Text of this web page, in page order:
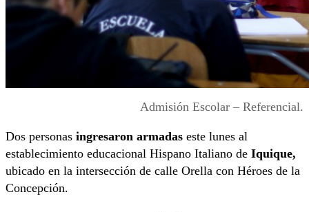
Admisión Escolar – Referencial.
Dos personas ingresaron armadas este lunes al
establecimiento educacional Hispano Italiano de Iquique,
ubicado en la intersección de calle Orella con Héroes de la
Concepción.